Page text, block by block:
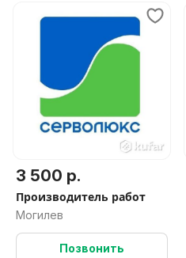
3 500 р.
Производитель работ
Могилев
Позвонить